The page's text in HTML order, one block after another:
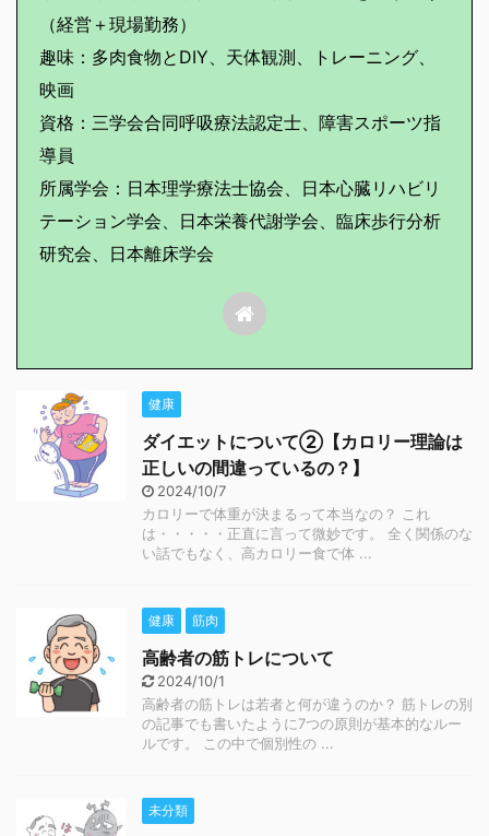
（経営＋現場勤務）
趣味：多肉食物とDIY、天体観測、トレーニング、
映画
資格：三学会合同呼吸療法認定士、障害スポーツ指
導員
所属学会：日本理学療法士協会、日本心臓リハビリ
テーション学会、日本栄養代謝学会、臨床歩行分析
研究会、日本離床学会
健康
ダイエットについて②【カロリー理論は
正しいの間違っているの？】
2024/10/7
カロリーで体重が決まるって本当なの？ これ
は・・・・・正直に言って微妙です。 全く関係のな
い話でもなく、高カロリー食で体 ...
健康 筋肉
高齢者の筋トレについて
2024/10/1
高齢者の筋トレは若者と何が違うのか？ 筋トレの別
の記事でも書いたように7つの原則が基本的なルー
ルです。 この中で個別性の ...
未分類